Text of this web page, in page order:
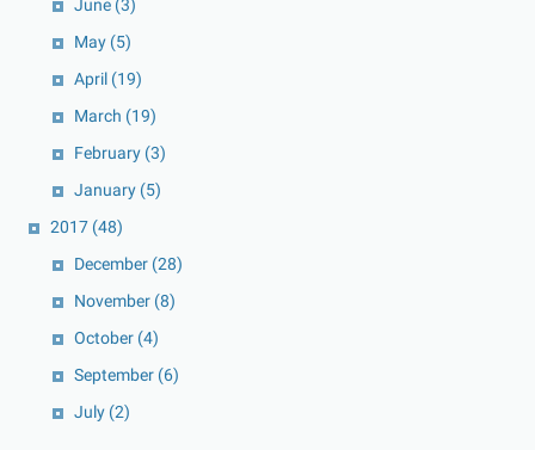
June (3)
May (5)
April (19)
March (19)
February (3)
January (5)
2017 (48)
December (28)
November (8)
October (4)
September (6)
July (2)